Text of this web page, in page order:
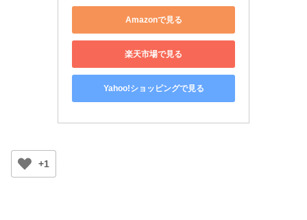
Amazonで見る
楽天市場で見る
Yahoo!ショッピングで見る
+1